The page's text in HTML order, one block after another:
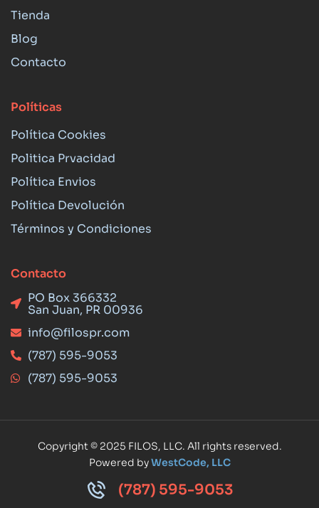
Tienda
Blog
Contacto
Políticas
Política Cookies
Politica Prvacidad
Política Envios
Política Devolución
Términos y Condiciones
Contacto
PO Box 366332
San Juan, PR 00936
info@filospr.com
(787) 595-9053
(787) 595-9053
Copyright © 2025 FILOS, LLC. All rights reserved.
Powered byWestCode, LLC
(787) 595-9053